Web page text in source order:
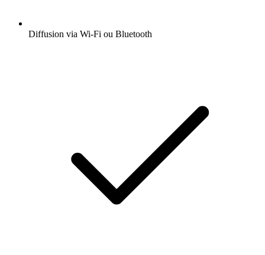
Diffusion via Wi-Fi ou Bluetooth